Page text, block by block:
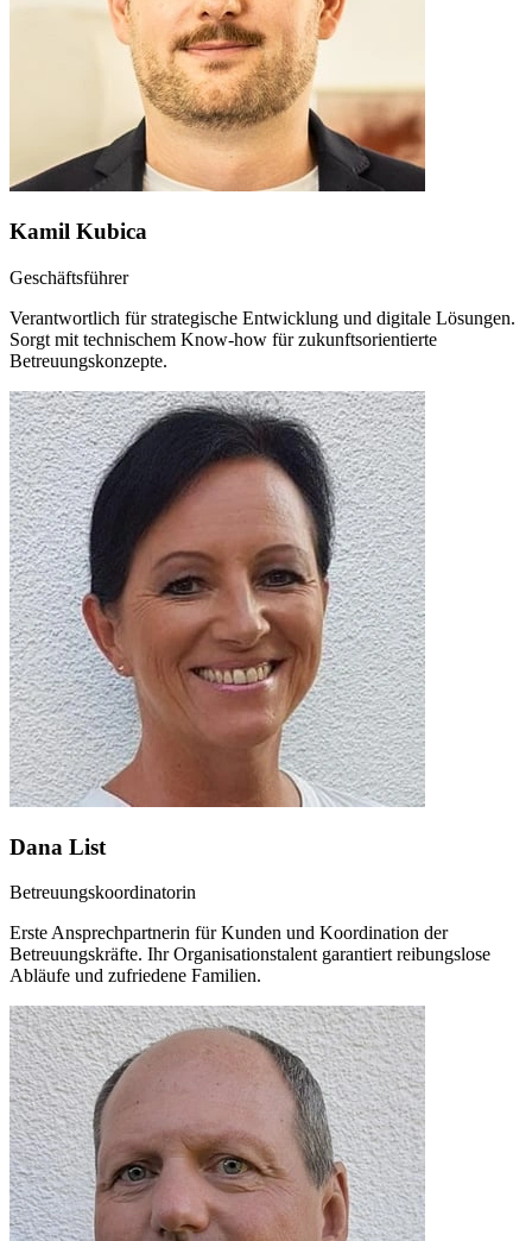
Kamil Kubica
Geschäftsführer
Verantwortlich für strategische Entwicklung und digitale Lösungen.
Sorgt mit technischem Know-how für zukunftsorientierte
Betreuungskonzepte.
Dana List
Betreuungskoordinatorin
Erste Ansprechpartnerin für Kunden und Koordination der
Betreuungskräfte. Ihr Organisationstalent garantiert reibungslose
Abläufe und zufriedene Familien.